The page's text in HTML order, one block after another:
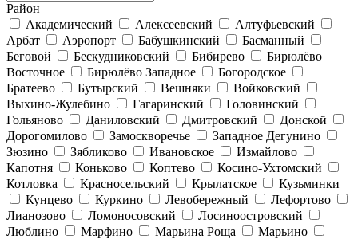
Район
Академический
Алексеевский
Алтуфьевский
Арбат
Аэропорт Бабушкинский
Басманный
Беговой
Бескудниковский Бибирево
Бирюлёво
Восточное
Бирюлёво Западное
Богородское
Братеево
Бутырский Вешняки
Войковский
Выхино-Жулебино
Гагаринский
Головинский
Гольяново
Даниловский Дмитровский
Донской
Дорогомилово
Замоскворечье
Западное Дегунино
Зюзино
Зябликово Ивановское
Измайлово
Капотня
Коньково Коптево
Косино-Ухтомский
Котловка
Красносельский Крылатское
Кузьминки
Кунцево
Куркино Левобережный
Лефортово
Лианозово
Ломоносовский
Лосиноостровский
Люблино
Марфино Марьина Роща
Марьино